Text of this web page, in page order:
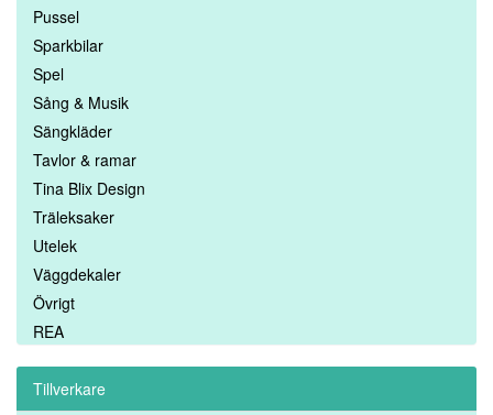
Pussel
Sparkbilar
Spel
Sång & Musik
Sängkläder
Tavlor & ramar
Tina Blix Design
Träleksaker
Utelek
Väggdekaler
Övrigt
REA
Tillverkare